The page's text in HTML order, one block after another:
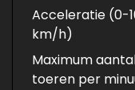
Acceleratie (0-
km/h)
Maximum
toeren per